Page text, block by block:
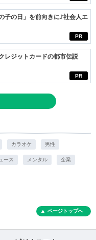
PR
子の日」を前向きに♪社会人エ
PR
レジットカードの都市伝説
カラオケ 男性
ース メンタル 企業
ページトップへ